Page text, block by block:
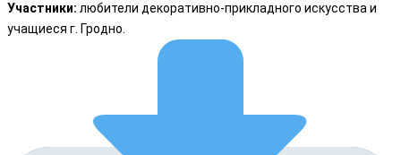
Участники: любители декоративно-прикладного искусства и
учащиеся г. Гродно.